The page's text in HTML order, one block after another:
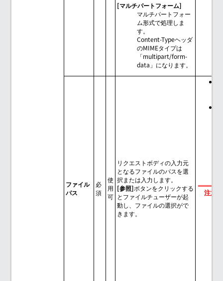
[マルチパートフォーム]
マルチパートフォー
ム形式で処理しま
す。
Content-Typeヘッダ
のMIMEタイプは
「multipart/form-
data」になります。
ファイル
パス
必
須
使
用
可
リクエストボディの入力元
となるファイルのパスを選
択または入力します。
[参照]ボタンをクリックする
とファイルチューザーが起
動し、ファイルの選択がで
きます。
注意